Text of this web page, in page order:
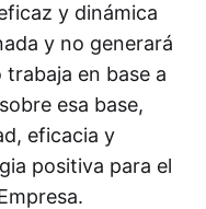
y dinámica
y no generará
en base a
esa base,
eficacia y
positiva para el